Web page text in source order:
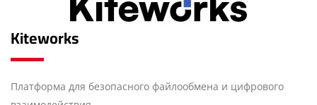
Kiteworks
Платформа для безопасного файлообмена и цифрового